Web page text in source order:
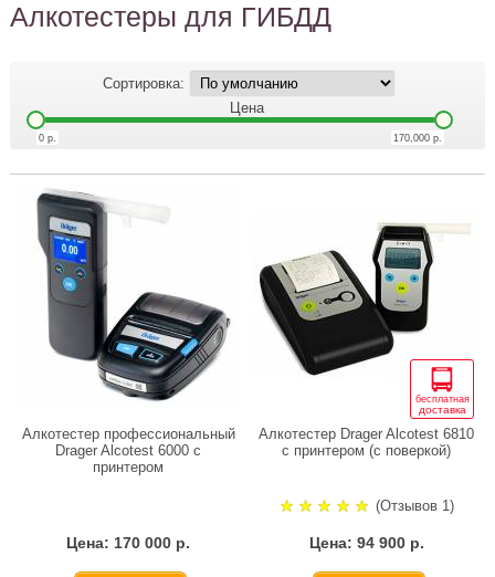
Алкотестеры для ГИБДД
Сортировка:
Цена
0 р. 170,000 р.
Алкотестер профессиональный
Drager Alcotest 6000 с
принтером
Цена: 170 000 р.
бесплатная
доставка
Алкотестер Drager Alcotest 6810
с принтером (с поверкой)
(Отзывов 1)
Цена: 94 900 р.